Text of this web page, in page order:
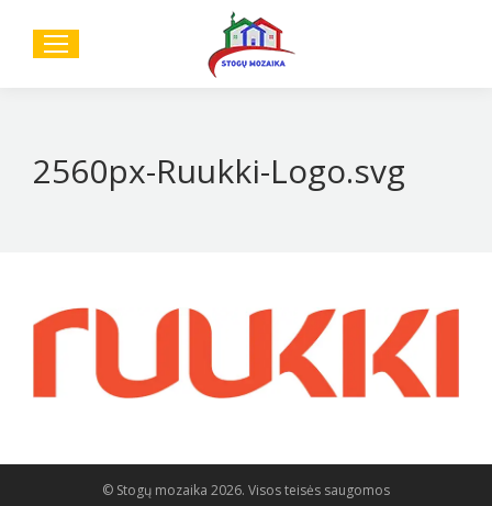
2560px-Ruukki-Logo.svg
© Stogų mozaika 2026. Visos teisės saugomos